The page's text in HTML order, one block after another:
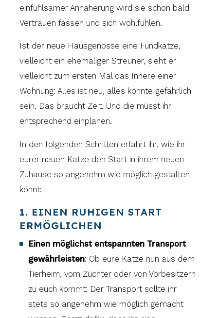
einfühlsamer Annäherung wird sie schon bald
Vertrauen fassen und sich wohlfühlen.
Ist der neue Hausgenosse eine Fundkatze,
vielleicht ein ehemaliger Streuner, sieht er
vielleicht zum ersten Mal das Innere einer
Wohnung: Alles ist neu, alles könnte gefährlich
sein. Das braucht Zeit. Und die müsst ihr
entsprechend einplanen.
In den folgenden Schritten erfahrt ihr, wie ihr
eurer neuen Katze den Start in ihrem neuen
Zuhause so angenehm wie möglich gestalten
könnt:
1. EINEN RUHIGEN START
ERMÖGLICHEN
Einen möglichst entspannten Transport
gewährleisten: Ob eure Katze nun aus dem
Tierheim, vom Züchter oder von Vorbesitzern
zu euch kommt: Der Transport sollte ihr
stets so angenehm wie möglich gemacht